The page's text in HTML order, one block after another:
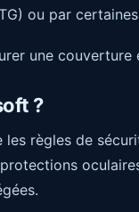
ou par
une
?
règles de